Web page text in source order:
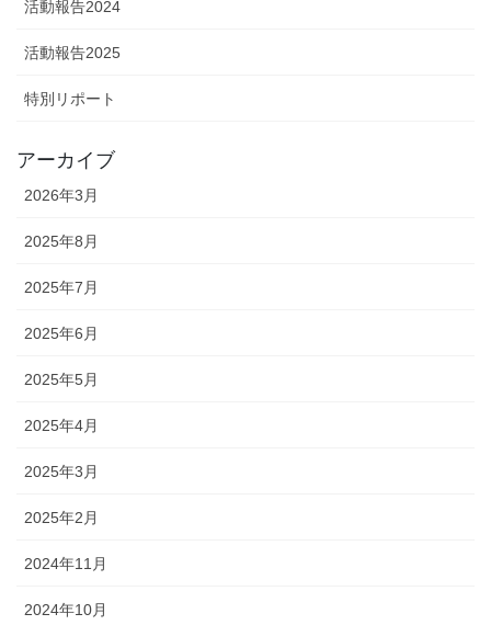
活動報告2024
活動報告2025
特別リポート
アーカイブ
2026年3月
2025年8月
2025年7月
2025年6月
2025年5月
2025年4月
2025年3月
2025年2月
2024年11月
2024年10月